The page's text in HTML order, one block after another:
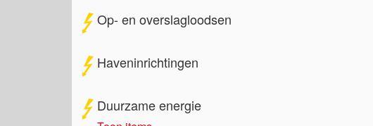
Op- en overslagloodsen
Haveninrichtingen
Duurzame energie